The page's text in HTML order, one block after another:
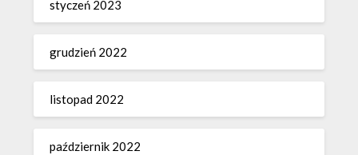
styczeń 2023
grudzień 2022
listopad 2022
październik 2022